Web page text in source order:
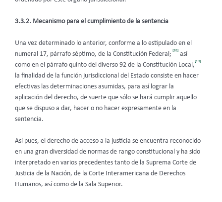
3.3.2. Mecanismo para el cumplimiento de la sentencia
Una vez determinado lo anterior, conforme a lo estipulado en el
numeral 17, párrafo séptimo, de la Constitución Federal;
[18]
así
como en el párrafo quinto del diverso 92 de la Constitución Local,
[19]
la finalidad de la función jurisdiccional del Estado consiste en hacer
efectivas las determinaciones asumidas, para así lograr la
aplicación del derecho, de suerte que sólo se hará cumplir aquello
que se dispuso a dar, hacer o no hacer expresamente en la
sentencia.
Así pues, el derecho de acceso a la justicia se encuentra reconocido
en una gran diversidad de normas de rango constitucional y ha sido
interpretado en varios precedentes tanto de la Suprema Corte de
Justicia de la Nación, de la Corte Interamericana de Derechos
Humanos, así como de la Sala Superior.